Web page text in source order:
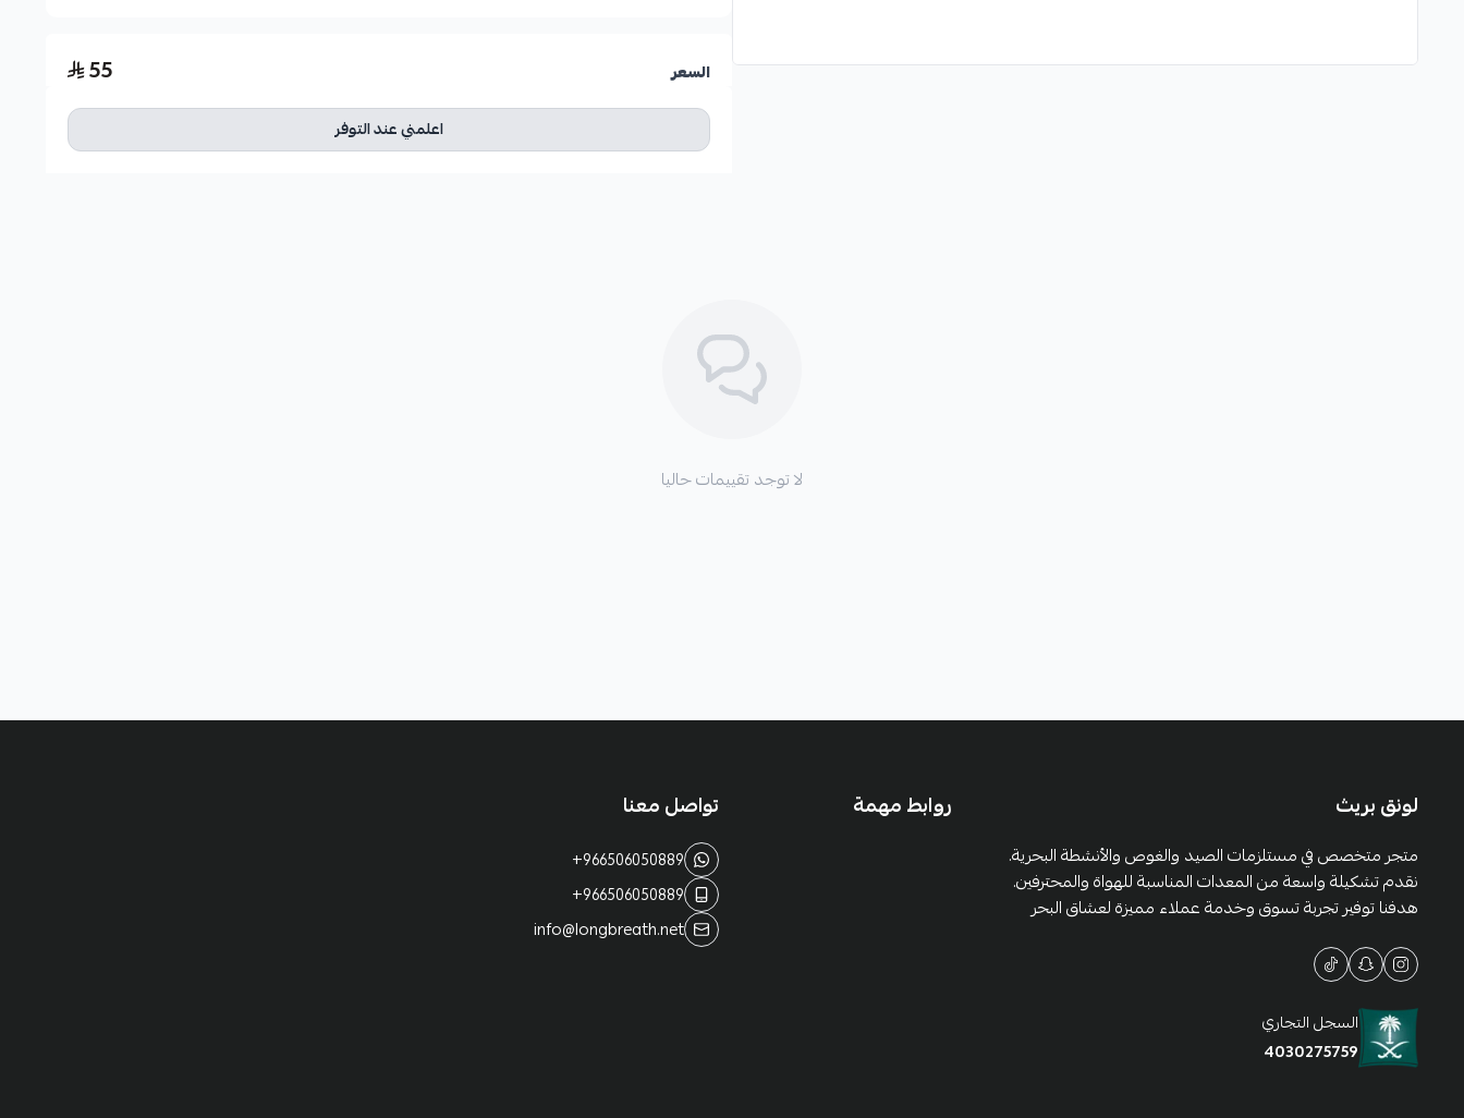
السعر 55
اعلمني عند التوفر
لا توجد تقييمات حاليا
لونق بريث
متجر متخصص في مستلزمات الصيد والغوص والأنشطة البحرية.
نقدم تشكيلة واسعة من المعدات المناسبة للهواة والمحترفين.
هدفنا توفير تجربة تسوق وخدمة عملاء مميزة لعشاق البحر
السجل التجاري
4030275759
روابط مهمة تواصل معنا
+966506050889
+966506050889
info@longbreath.net